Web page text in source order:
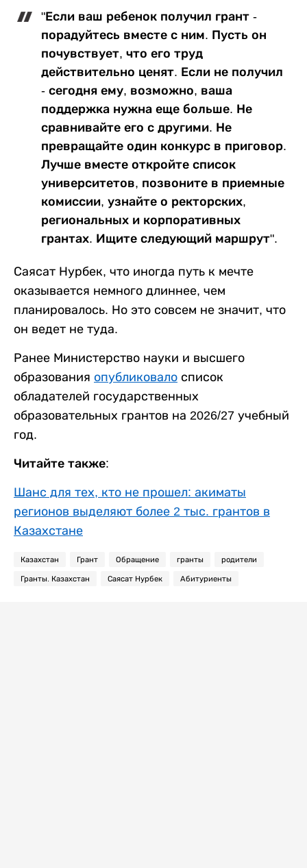
"Если ваш ребенок получил грант -
порадуйтесь вместе с ним. Пусть он
почувствует, что его труд
действительно ценят. Если не получил
- сегодня ему, возможно, ваша
поддержка нужна еще больше. Не
сравнивайте его с другими. Не
превращайте один конкурс в приговор.
Лучше вместе откройте список
университетов, позвоните в приемные
комиссии, узнайте о ректорских,
региональных и корпоративных
грантах. Ищите следующий маршрут".
Саясат Нурбек, что иногда путь к мечте
оказывается немного длиннее, чем
планировалось. Но это совсем не значит, что
он ведет не туда.
Ранее Министерство науки и высшего
образования опубликовало список
обладателей государственных
образовательных грантов на 2026/27 учебный
год.
Читайте также:
Шанс для тех, кто не прошел: акиматы
регионов выделяют более 2 тыс. грантов в
Казахстане
Казахстан Грант Обращение гранты родители
Гранты. Казахстан Саясат Нурбек Абитуриенты